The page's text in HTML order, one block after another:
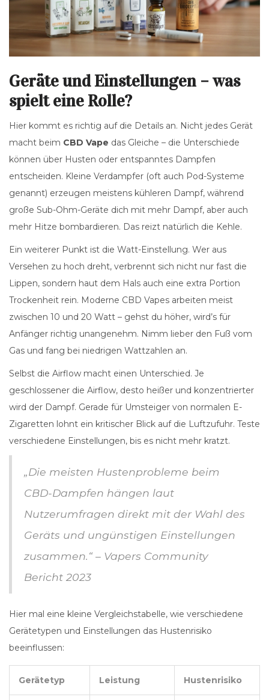
Geräte und Einstellungen – was
spielt eine Rolle?
Hier kommt es richtig auf die Details an. Nicht jedes Gerät
macht beim CBD Vape das Gleiche – die Unterschiede
können über Husten oder entspanntes Dampfen
entscheiden. Kleine Verdampfer (oft auch Pod-Systeme
genannt) erzeugen meistens kühleren Dampf, während
große Sub-Ohm-Geräte dich mit mehr Dampf, aber auch
mehr Hitze bombardieren. Das reizt natürlich die Kehle.
Ein weiterer Punkt ist die Watt-Einstellung. Wer aus
Versehen zu hoch dreht, verbrennt sich nicht nur fast die
Lippen, sondern haut dem Hals auch eine extra Portion
Trockenheit rein. Moderne CBD Vapes arbeiten meist
zwischen 10 und 20 Watt – gehst du höher, wird’s für
Anfänger richtig unangenehm. Nimm lieber den Fuß vom
Gas und fang bei niedrigen Wattzahlen an.
Selbst die Airflow macht einen Unterschied. Je
geschlossener die Airflow, desto heißer und konzentrierter
wird der Dampf. Gerade für Umsteiger von normalen E-
Zigaretten lohnt ein kritischer Blick auf die Luftzufuhr. Teste
verschiedene Einstellungen, bis es nicht mehr kratzt.
„Die meisten Hustenprobleme beim
CBD-Dampfen hängen laut
Nutzerumfragen direkt mit der Wahl des
Geräts und ungünstigen Einstellungen
zusammen.“ – Vapers Community
Bericht 2023
Hier mal eine kleine Vergleichstabelle, wie verschiedene
Gerätetypen und Einstellungen das Hustenrisiko
beeinflussen:
Gerätetyp Leistung Hustenrisiko